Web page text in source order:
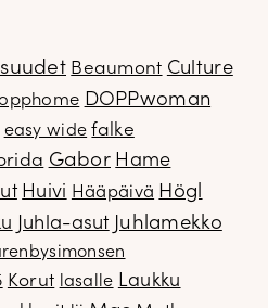
Beaumont Culture
DOPPwoman
easy wide falke
Gabor Hame
Huivi Hääpäivä Högl
Juhla-asut Juhlamekko
Korut lasalle Laukku